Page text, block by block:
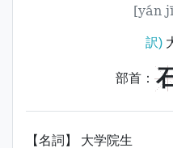
[yán
訳)
部首：
【名詞】 大学院生